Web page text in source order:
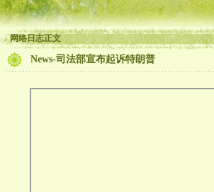
网络日志正文
News-司法部宣布起诉特朗普